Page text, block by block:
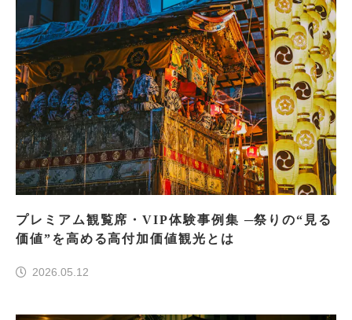
プレミアム観覧席・VIP体験事例集 ─祭りの“見る
価値”を高める高付加価値観光とは
2026.05.12